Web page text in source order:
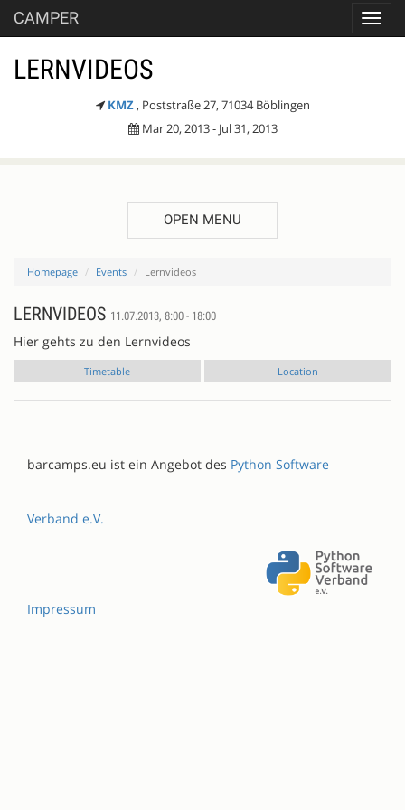
CAMPER
LERNVIDEOS
KMZ , Poststraße 27, 71034 Böblingen
Mar 20, 2013 - Jul 31, 2013
OPEN MENU
Homepage Events Lernvideos
LERNVIDEOS 11.07.2013, 8:00 - 18:00
Hier gehts zu den Lernvideos
Timetable Location
barcamps.eu ist ein Angebot des Python Software
Verband e.V.
Impressum